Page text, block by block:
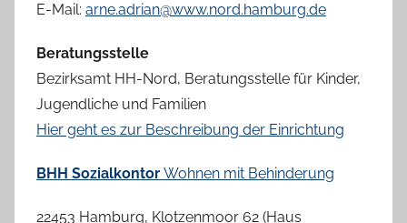
E-Mail: arne.adrian@www.nord.hamburg.de
Beratungsstelle
Bezirksamt HH-Nord, Beratungsstelle für Kinder,
Jugendliche und Familien
Hier geht es zur Beschreibung der Einrichtung
BHH Sozialkontor Wohnen mit Behinderung
22453 Hamburg, Klotzenmoor 62 (Haus